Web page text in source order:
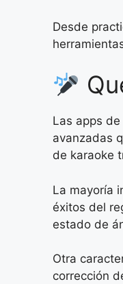
Desde
Las apps
avanzadas
de karaoke
La mayoría
éxitos del
estado de
Otra
corrección